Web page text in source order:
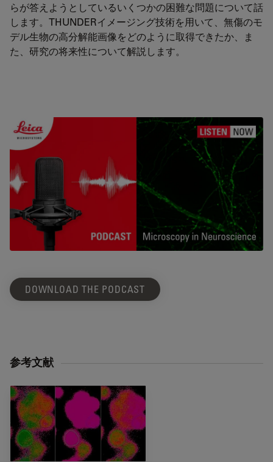
らが答えようとしているいくつかの困難な問題について話
します。THUNDERイメージング技術を用いて、無傷のモ
デル生物の高分解能画像をどのように取得できたか、ま
た、研究の将来性について解説します。
DOWNLOAD THE PODCAST
参考⽂献